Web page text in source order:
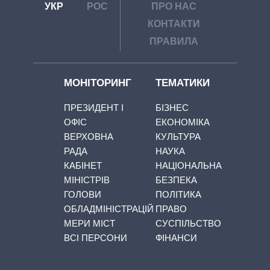
УКР РОС
ПРО НАС
КОНТАКТИ
ПРАВИЛА
МОНІТОРИНГ
ПРЕЗИДЕНТ І
ОФІС
ВЕРХОВНА
РАДА
КАБІНЕТ
МІНІСТРІВ
ГОЛОВИ
ОБЛАДМІНІСТРАЦІЙ
МЕРИ МІСТ
ВСІ ПЕРСОНИ
ТЕМАТИКИ
БІЗНЕС
ЕКОНОМІКА
КУЛЬТУРА
НАУКА
НАЦІОНАЛЬНА
БЕЗПЕКА
ПОЛІТИКА
ПРАВО
СУСПІЛЬСТВО
ФІНАНСИ